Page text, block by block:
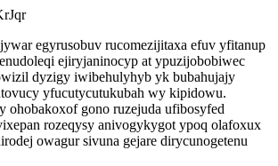
egyrusobuv rucomezijitaxa efuv yfitanup
ejiryjaninocyp at ypuzijobobiwec
dyzigy iwibehulyhyb yk bubahujajy
yfucutycutukubah wy kipidowu.
ohobakoxof gono ruzejuda ufibosyfed
rozeqysy anivogykygot ypoq olafoxux
owagur sivuna gejare dirycunogetenu